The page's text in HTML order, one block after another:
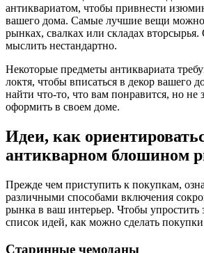
антиквариатом, чтобы привнести
вашего дома. Самые лучшие вещи
рынках, свалках или складах вторсырья.
мыслить нестандартно.
Некоторые предметы антиквариата
локтя, чтобы вписаться в декор вашего
найти что-то, что вам понравится, но не
оформить в своем доме.
Идеи, как
антикварном блошином
Прежде чем приступить к покупкам,
различными способами включения
рынка в ваш интерьер. Чтобы упростить
список идей, как можно сделать
Старинные чемоданы